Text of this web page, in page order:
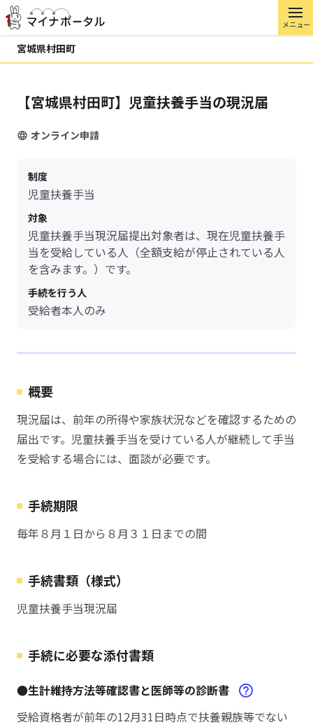
メニュー
宮城県村田町
【宮城県村田町】児童扶養手当の現況届
オンライン申請
制度
児童扶養手当
対象
児童扶養手当現況届提出対象者は、現在児童扶養手
当を受給している人（全額支給が停止されている人
を含みます。）です。
手続を行う人
受給者本人のみ
概要
現況届は、前年の所得や家族状況などを確認するための
届出です。児童扶養手当を受けている人が継続して手当
を受給する場合には、面談が必要です。
手続期限
毎年８月１日から８月３１日までの間
手続書類（様式）
児童扶養手当現況届
手続に必要な添付書類
●生計維持方法等確認書と医師等の診断書
受給資格者が前年の12月31日時点で扶養親族等でない